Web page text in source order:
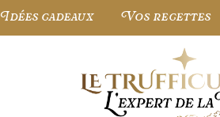
Idées cadeaux Vos recettes